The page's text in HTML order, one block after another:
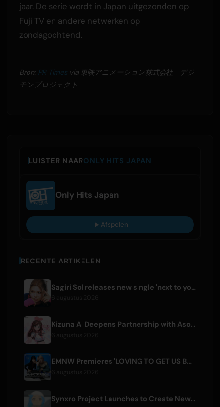
jaar. De serie wordt in Japan uitgezonden op
Fuji TV en andere netwerken op
zondagochtend.
Bron: PR Timesvia 東映アニメーション株式会社 デジ
モンプロジェクト
LUISTER NAARONLY HITS JAPAN
Only Hits Japan
Afspelen
RECENTE ARTIKELEN
Sagiri Sol releases new single 'next to your love' after hiatus
Kizuna AI Deepens Partnership with Asobisystem Ahead of 10th Anniversary World Tour
EMNW Premieres 'LOVING TO GET US BY' Music Video on August 7
Synxro Project Launches to Create New IP from Fictional Anime Openings